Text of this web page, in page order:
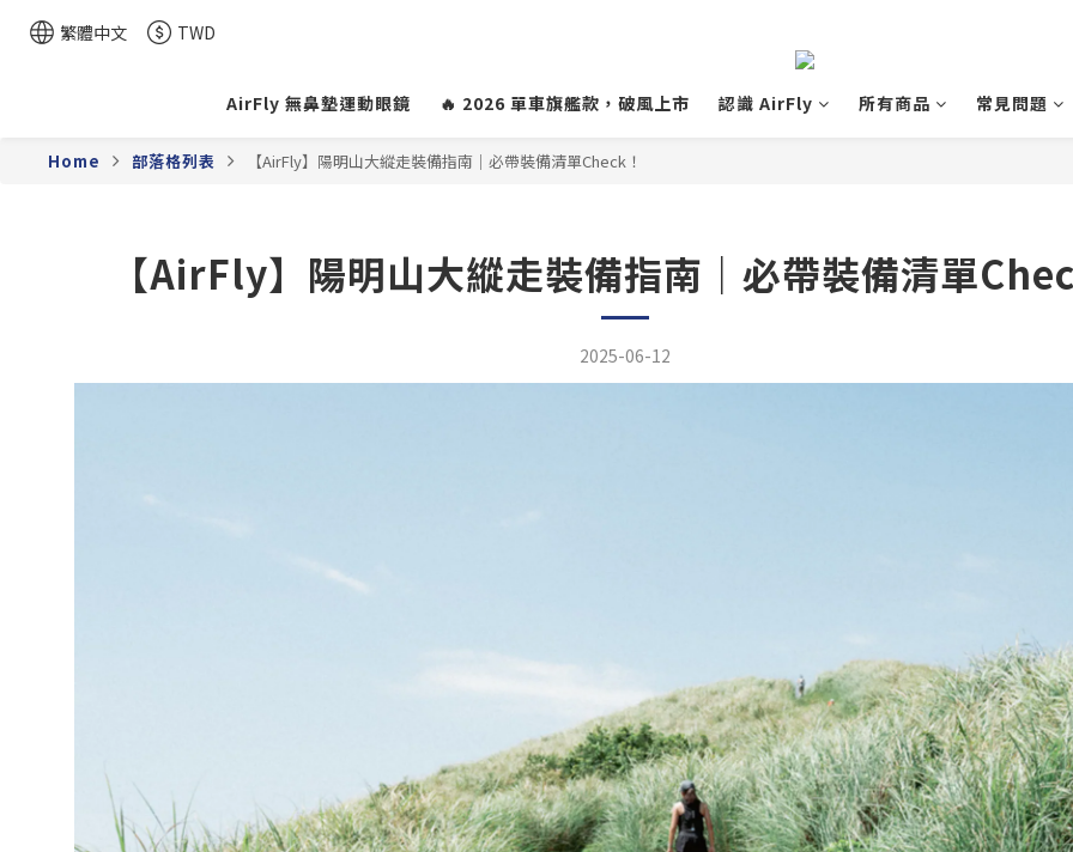
繁體中文 TWD
AirFly 無鼻墊運動眼鏡 🔥 2026 單車旗艦款，破風上市 認識 AirFly 所有商品 常見問題
Home 部落格列表 【AirFly】陽明山大縱走裝備指南｜必帶裝備清單Check！
【AirFly】陽明山大縱走裝備指南｜必帶裝備清單
2025-06-12